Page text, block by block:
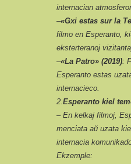
internacian
–«Gxi estas sur la
filmo en Esperanto,
eksterteranoj
–«La Patro» (2019):
Esperanto estas
internacieco.
2.Esperanto kiel
– En kelkaj filmoj,
menciata aŭ uzata
internacia
Ekzemple: